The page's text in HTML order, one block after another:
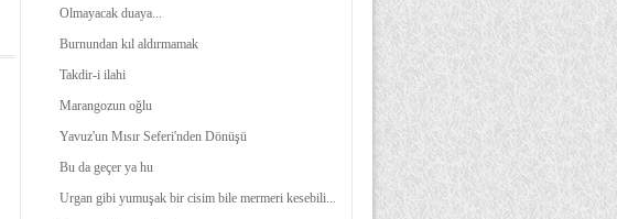
Olmayacak duaya...
Burnundan kıl aldırmamak
Takdir-i ilahi
Marangozun oğlu
Yavuz'un Mısır Seferi'nden Dönüşü
Bu da geçer ya hu
Urgan gibi yumuşak bir cisim bile mermeri kesebili...